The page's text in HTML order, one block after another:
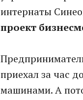
интернаты
проект
приехал за час
машинами. А